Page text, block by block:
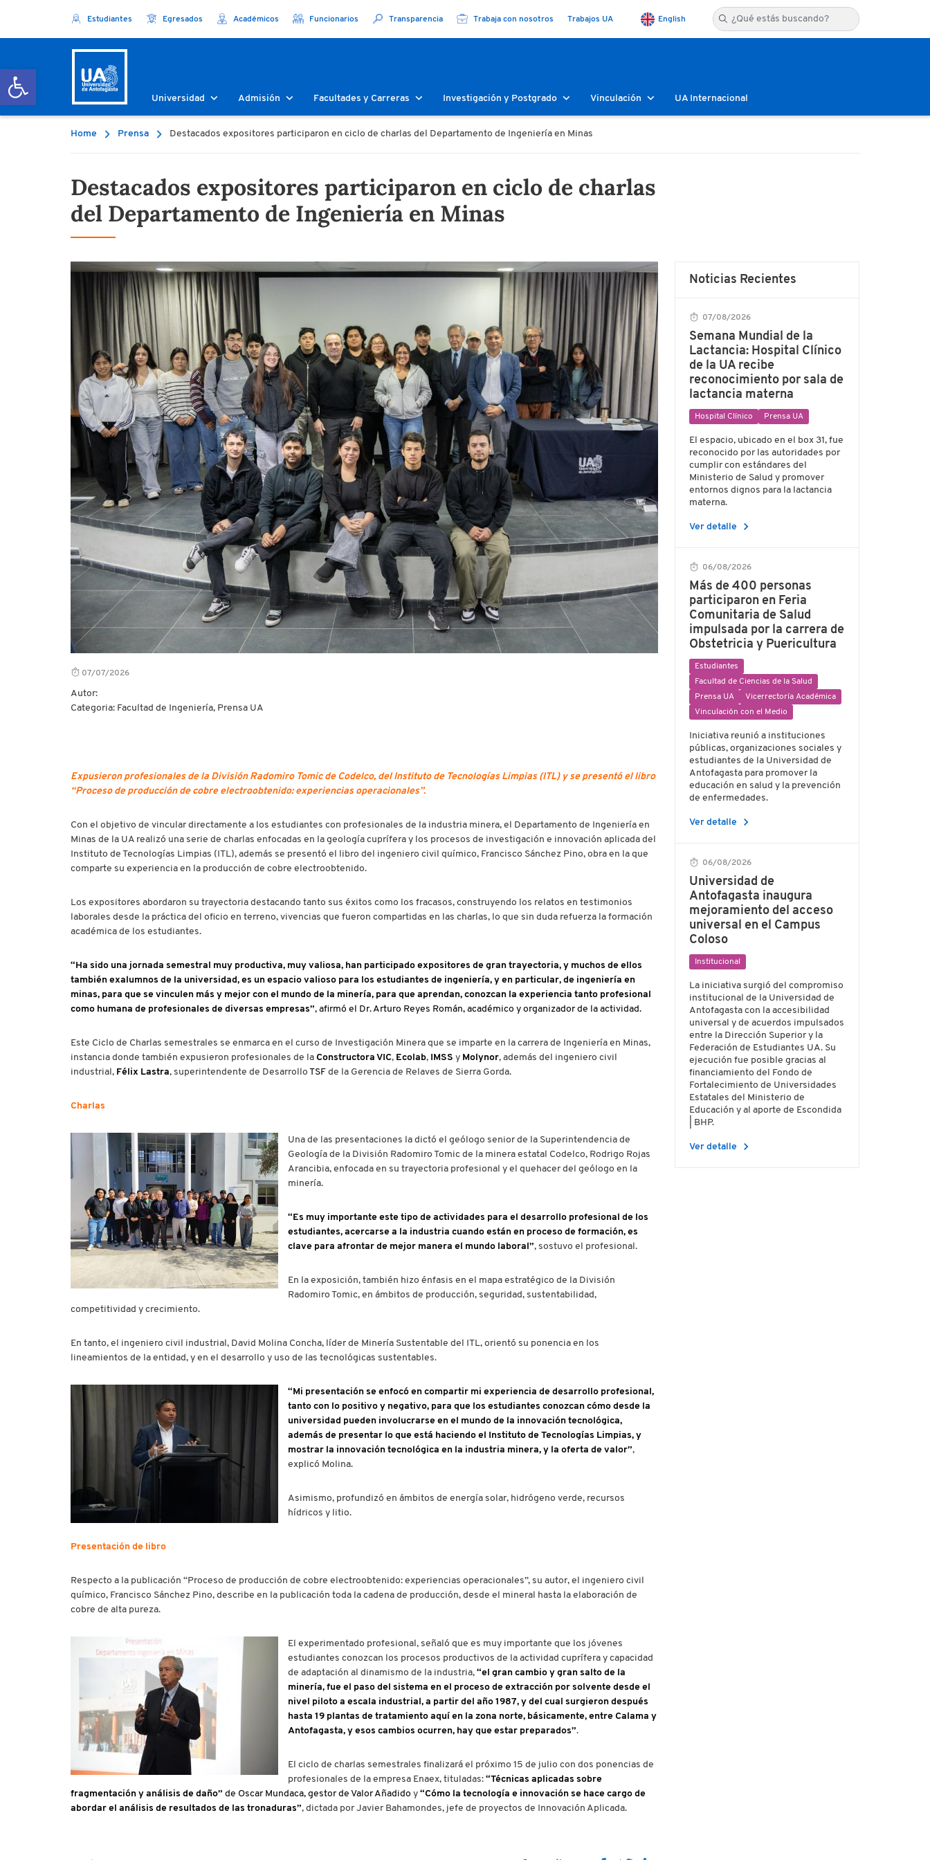
Abrir barra de herramientas
Estudiantes Egresados Académicos Funcionarios Transparencia Trabaja con nosotros Trabajos UA English
Universidad Admisión Facultades y Carreras Investigación y Postgrado Vinculación UA Internacional
Home Prensa Destacados expositores participaron en ciclo de charlas del Departamento de Ingeniería en Minas
Destacados expositores participaron en ciclo de charlas
del Departamento de Ingeniería en Minas
07/07/2026
Autor:
Categoria: Facultad de Ingeniería, Prensa UA
Expusieron profesionales de la División Radomiro Tomic de Codelco, del Instituto de Tecnologías Limpias (ITL) y se presentó el libro
“Proceso de producción de cobre electroobtenido: experiencias operacionales”.
Con el objetivo de vincular directamente a los estudiantes con profesionales de la industria minera, el Departamento de Ingeniería en
Minas de la UA realizó una serie de charlas enfocadas en la geología cuprífera y los procesos de investigación e innovación aplicada del
Instituto de Tecnologías Limpias (ITL), además se presentó el libro del ingeniero civil químico, Francisco Sánchez Pino, obra en la que
comparte su experiencia en la producción de cobre electroobtenido.
Los expositores abordaron su trayectoria destacando tanto sus éxitos como los fracasos, construyendo los relatos en testimonios
laborales desde la práctica del oficio en terreno, vivencias que fueron compartidas en las charlas, lo que sin duda refuerza la formación
académica de los estudiantes.
“Ha sido una jornada semestral muy productiva, muy valiosa, han participado expositores de gran trayectoria, y muchos de ellos
también exalumnos de la universidad, es un espacio valioso para los estudiantes de ingeniería, y en particular, de ingeniería en
minas, para que se vinculen más y mejor con el mundo de la minería, para que aprendan, conozcan la experiencia tanto profesional
como humana de profesionales de diversas empresas”, afirmó el Dr. Arturo Reyes Román, académico y organizador de la actividad.
Este Ciclo de Charlas semestrales se enmarca en el curso de Investigación Minera que se imparte en la carrera de Ingeniería en Minas,
instancia donde también expusieron profesionales de la Constructora VIC, Ecolab, IMSS y Molynor, además del ingeniero civil
industrial, Félix Lastra, superintendente de Desarrollo TSF de la Gerencia de Relaves de Sierra Gorda.
Charlas
Una de las presentaciones la dictó el geólogo senior de la Superintendencia de
Geología de la División Radomiro Tomic de la minera estatal Codelco, Rodrigo Rojas
Arancibia, enfocada en su trayectoria profesional y el quehacer del geólogo en la
minería.
“Es muy importante este tipo de actividades para el desarrollo profesional de los
estudiantes, acercarse a la industria cuando están en proceso de formación, es
clave para afrontar de mejor manera el mundo laboral”, sostuvo el profesional.
En la exposición, también hizo énfasis en el mapa estratégico de la División
Radomiro Tomic, en ámbitos de producción, seguridad, sustentabilidad,
competitividad y crecimiento.
En tanto, el ingeniero civil industrial, David Molina Concha, líder de Minería Sustentable del ITL, orientó su ponencia en los
lineamientos de la entidad, y en el desarrollo y uso de las tecnológicas sustentables.
“Mi presentación se enfocó en compartir mi experiencia de desarrollo profesional,
tanto con lo positivo y negativo, para que los estudiantes conozcan cómo desde la
universidad pueden involucrarse en el mundo de la innovación tecnológica,
además de presentar lo que está haciendo el Instituto de Tecnologías Limpias, y
mostrar la innovación tecnológica en la industria minera, y la oferta de valor”,
explicó Molina.
Asimismo, profundizó en ámbitos de energía solar, hidrógeno verde, recursos
hídricos y litio.
Presentación de libro
Respecto a la publicación “Proceso de producción de cobre electroobtenido: experiencias operacionales”, su autor, el ingeniero civil
químico, Francisco Sánchez Pino, describe en la publicación toda la cadena de producción, desde el mineral hasta la elaboración de
cobre de alta pureza.
El experimentado profesional, señaló que es muy importante que los jóvenes
estudiantes conozcan los procesos productivos de la actividad cuprífera y capacidad
de adaptación al dinamismo de la industria, “el gran cambio y gran salto de la
minería, fue el paso del sistema en el proceso de extracción por solvente desde el
nivel piloto a escala industrial, a partir del año 1987, y del cual surgieron después
hasta 19 plantas de tratamiento aquí en la zona norte, básicamente, entre Calama y
Antofagasta, y esos cambios ocurren, hay que estar preparados”.
El ciclo de charlas semestrales finalizará el próximo 15 de julio con dos ponencias de
profesionales de la empresa Enaex, tituladas: “Técnicas aplicadas sobre
fragmentación y análisis de daño” de Oscar Mundaca, gestor de Valor Añadido y “Cómo la tecnología e innovación se hace cargo de
abordar el análisis de resultados de las tronaduras”, dictada por Javier Bahamondes, jefe de proyectos de Innovación Aplicada.
Noticias Recientes
07/08/2026
Semana Mundial de la
Lactancia: Hospital Clínico
de la UA recibe
reconocimiento por sala de
lactancia materna
Hospital Clínico Prensa UA
El espacio, ubicado en el box 31, fue
reconocido por las autoridades por
cumplir con estándares del
Ministerio de Salud y promover
entornos dignos para la lactancia
materna.
Ver detalle chevron_right
06/08/2026
Más de 400 personas
participaron en Feria
Comunitaria de Salud
impulsada por la carrera de
Obstetricia y Puericultura
Estudiantes
Facultad de Ciencias de la Salud
Prensa UA
Vicerrectoría Académica
Vinculación con el Medio
Iniciativa reunió a instituciones
públicas, organizaciones sociales y
estudiantes de la Universidad de
Antofagasta para promover la
educación en salud y la prevención
de enfermedades.
Ver detalle chevron_right
06/08/2026
Universidad de
Antofagasta inaugura
mejoramiento del acceso
universal en el Campus
Coloso
Institucional
La iniciativa surgió del compromiso
institucional de la Universidad de
Antofagasta con la accesibilidad
universal y de acuerdos impulsados
entre la Dirección Superior y la
Federación de Estudiantes UA. Su
ejecución fue posible gracias al
financiamiento del Fondo de
Fortalecimiento de Universidades
Estatales del Ministerio de
Educación y al aporte de Escondida
| BHP.
Ver detalle chevron_right